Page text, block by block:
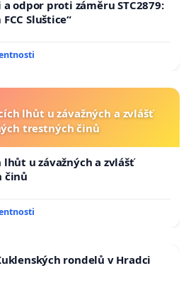
odpor proti záměru STC2879:
Sluštice“
lhůt u závažných a zvlášť
trestných činů
u závažných a zvlášť
činů
rondelů v Hradci